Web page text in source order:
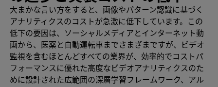
大まかな言い方をすると、画像やパターン認識に基づく
アナリティクスのコストが急激に低下しています。この
低下の要因は、ソーシャルメディアとインターネット動
画から、医薬と自動運転車までさまざまですが、ビデオ
監視を含むほとんどすべての業界が、効率的でコストパ
フォーマンスに優れた高度なビデオアナリティクスのた
めに設計された広範囲の深層学習フレームワーク、アル